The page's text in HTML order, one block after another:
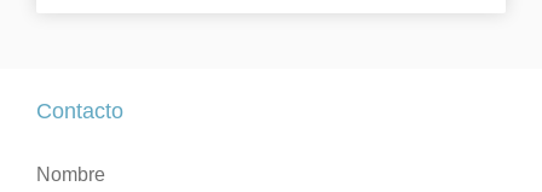
Contacto
Contacto
Si
Nombre